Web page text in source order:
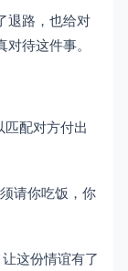
退路，也给对
待这件事。
配对方付出
请你吃饭，你
这份情谊有了